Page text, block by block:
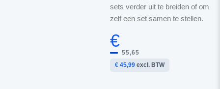
sets verder uit te breiden of om
zelf een set samen te stellen.
€
55,65
€ 45,99excl. BTW